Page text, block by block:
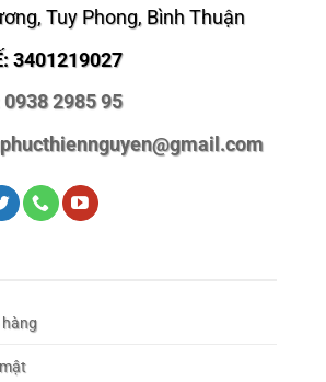
Tuy Phong, Bình Thuận
3401219027
0938 2985 95